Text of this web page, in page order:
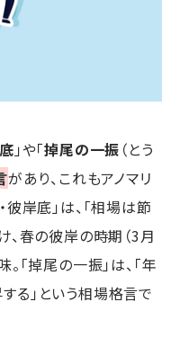
」や「掉尾の一振 （とう
があり、これもアノマリ
岸底」は、「相場は節
、春の彼岸の時期（3月
「掉尾の一振」は、「年
る」という相場格言で